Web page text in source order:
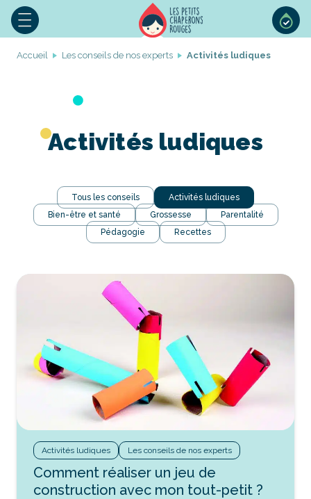
Accueil Les conseils de nos experts Activités ludiques
Activités ludiques
Tous les conseils
Activités ludiques
Bien-être et santé
Grossesse
Parentalité
Pédagogie
Recettes
Activités ludiques Les conseils de nos experts
Comment réaliser un jeu de
construction avec mon tout-petit ?